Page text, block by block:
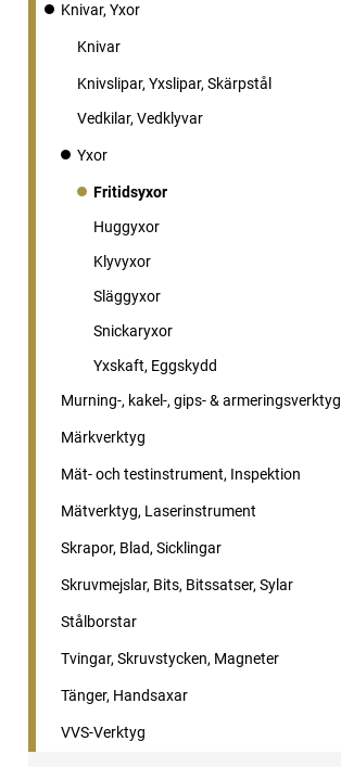
Knivar, Yxor
Knivar
Knivslipar, Yxslipar, Skärpstål
Vedkilar, Vedklyvar
Yxor
Fritidsyxor
Huggyxor
Klyvyxor
Släggyxor
Snickaryxor
Yxskaft, Eggskydd
Murning-, kakel-, gips- & armeringsverktyg
Märkverktyg
Mät- och testinstrument, Inspektion
Mätverktyg, Laserinstrument
Skrapor, Blad, Sicklingar
Skruvmejslar, Bits, Bitssatser, Sylar
Stålborstar
Tvingar, Skruvstycken, Magneter
Tänger, Handsaxar
VVS-Verktyg